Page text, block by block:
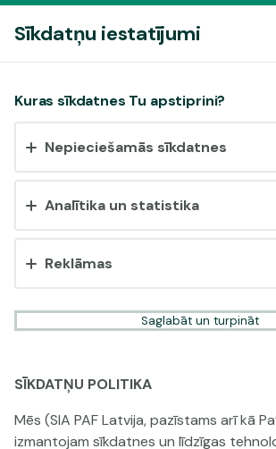
Vai pieņemt
Šī vietne izmanto 3 dažādu veidu
nepieciešamās, analītikas un
Apstiprināt visu
Sīkdatņu iestatījumi
Kuras sīkdatnes Tu apstiprini?
Nepieciešamās sīkdatnes
Analītika un statistika
Reklāmas
Saglabāt un turpināt
SĪKDATŅU POLITIKA
Mēs (SIA PAF Latvija, pazīstams arī kā
izmantojam sīkdatnes un līdzīgas